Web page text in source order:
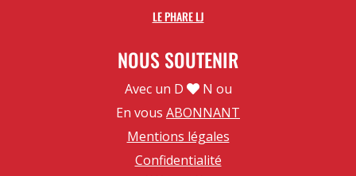
LE PHARE LJ
NOUS SOUTENIR
Avec un D
N ou
En vous ABONNANT
Mentions légales
Confidentialité